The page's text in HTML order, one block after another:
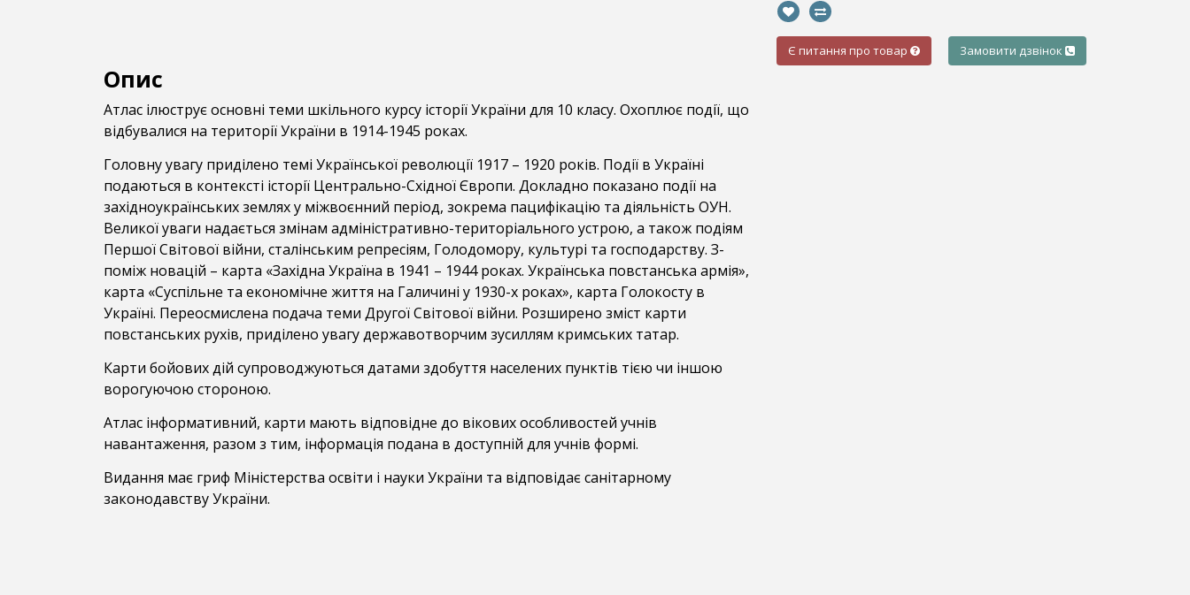
Є питання про товар Замовити дзвінок
Опис
Атлас ілюструє основні теми шкільного курсу історії України для 10 класу. Охоплює події, що
відбувалися на території України в 1914-1945 роках.
Головну увагу приділено темі Української революції 1917 – 1920 років. Події в Україні
подаються в контексті історії Центрально-Східної Європи. Докладно показано події на
західноукраїнських землях у міжвоєнний період, зокрема пацифікацію та діяльність ОУН.
Великої уваги надається змінам адміністративно-територіального устрою, а також подіям
Першої Світової війни, сталінським репресіям, Голодомору, культурі та господарству. З-
поміж новацій – карта «Західна Україна в 1941 – 1944 роках. Українська повстанська армія»,
карта «Суспільне та економічне життя на Галичині у 1930-х роках», карта Голокосту в
Україні. Переосмислена подача теми Другої Світової війни. Розширено зміст карти
повстанських рухів, приділено увагу державотворчим зусиллям кримських татар.
Карти бойових дій супроводжуються датами здобуття населених пунктів тією чи іншою
ворогуючою стороною.
Атлас інформативний, карти мають відповідне до вікових особливостей учнів
навантаження, разом з тим, інформація подана в доступній для учнів формі.
Видання має гриф Міністерства освіти і науки України та відповідає санітарному
законодавству України.